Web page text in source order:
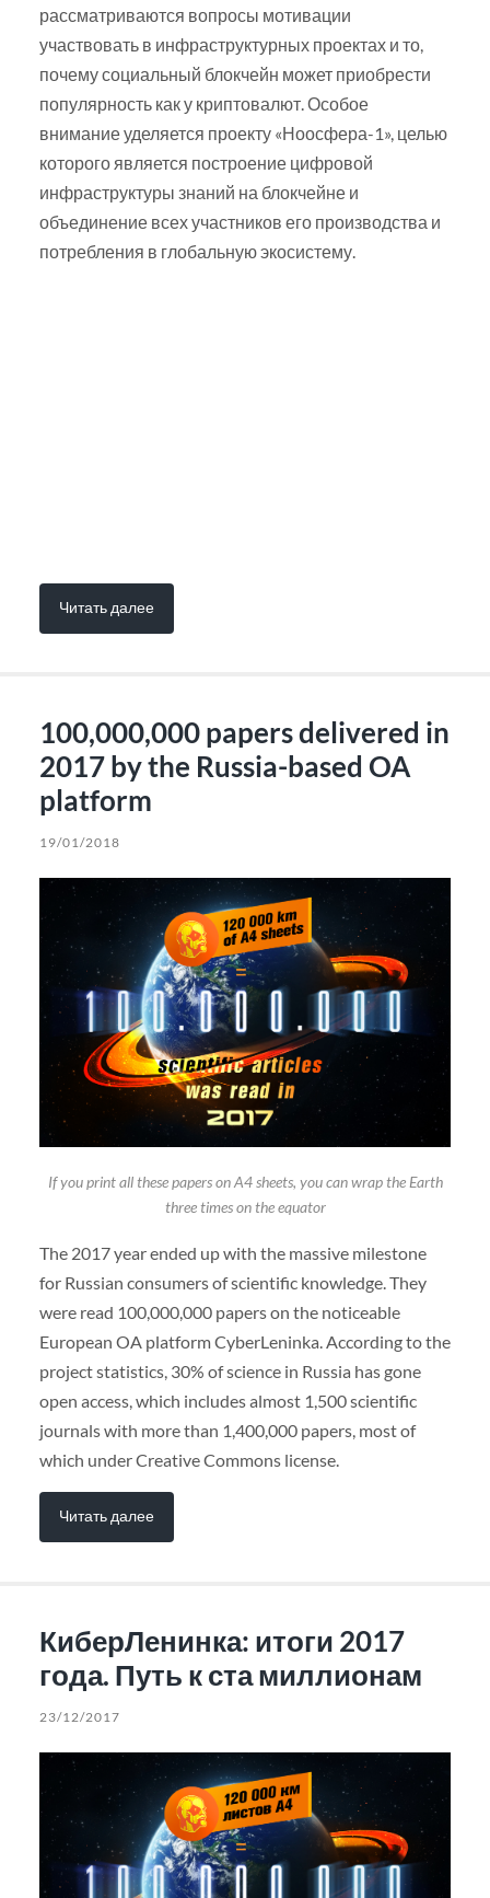
рассматриваются вопросы мотивации
участвовать в инфраструктурных проектах и то,
почему социальный блокчейн может приобрести
популярность как у криптовалют. Особое
внимание уделяется проекту «Ноосфера-1», целью
которого является построение цифровой
инфраструктуры знаний на блокчейне и
объединение всех участников его производства и
потребления в глобальную экосистему.
Читать далее
100,000,000 papers delivered in
2017 by the Russia-based OA
platform
19/01/2018
If you print all these papers on A4 sheets, you can wrap the Earth
three times on the equator
The 2017 year ended up with the massive milestone
for Russian consumers of scientific knowledge. They
were read 100,000,000 papers on the noticeable
European OA platform CyberLeninka. According to the
project statistics, 30% of science in Russia has gone
open access, which includes almost 1,500 scientific
journals with more than 1,400,000 papers, most of
which under Creative Commons license.
Читать далее
КиберЛенинка: итоги 2017
года. Путь к ста миллионам
23/12/2017